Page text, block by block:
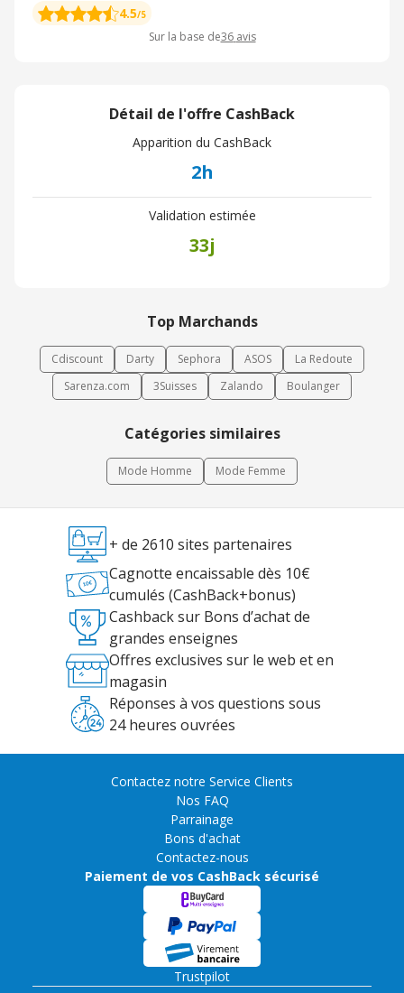
4.5/5
Sur la base de36 avis
Détail de l'offre CashBack
Apparition du CashBack
2h
Validation estimée
33j
Top Marchands
Cdiscount Darty Sephora ASOS
La Redoute
Sarenza.com
3Suisses Zalando Boulanger
Catégories similaires
Mode Homme Mode Femme
+ de 2610 sites partenaires
Cagnotte encaissable dès 10€
cumulés (CashBack+bonus)
Cashback sur Bons d’achat de
grandes enseignes
Offres exclusives sur le web et en
magasin
Réponses à vos questions sous
24 heures ouvrées
Contactez notre Service Clients
Nos FAQ
Parrainage
Bons d'achat
Contactez-nous
Paiement de vos CashBack sécurisé
Trustpilot